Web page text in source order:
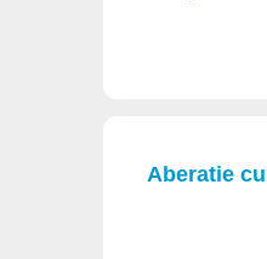
Aberatie